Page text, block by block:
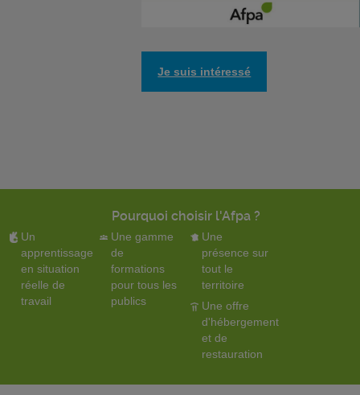
Je suis intéressé
Pourquoi choisir l'Afpa ?
Un
apprentissage
en situation
réelle de
travail
Une gamme
de
formations
pour tous les
publics
Une
présence sur
tout le
territoire
Une offre
d'hébergement
et de
restauration